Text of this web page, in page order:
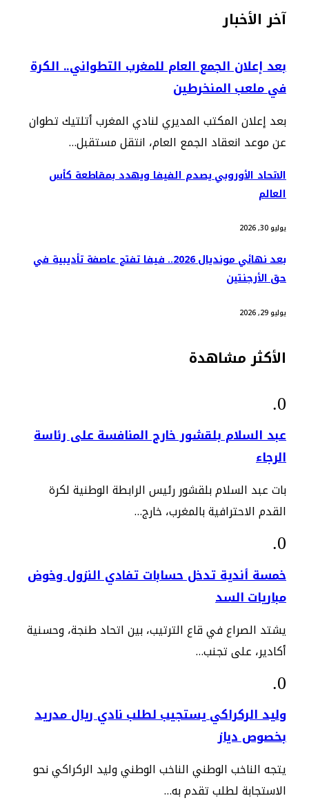
آخر الأخبار
بعد إعلان الجمع العام للمغرب التطواني.. الكرة
في ملعب المنخرطين
بعد إعلان المكتب المديري لنادي المغرب أتلتيك تطوان
عن موعد انعقاد الجمع العام، انتقل مستقبل…
الاتحاد الأوروبي يصدم الفيفا ويهدد بمقاطعة كأس
العالم
يوليو 30, 2026
بعد نهائي مونديال 2026.. فيفا تفتح عاصفة تأديبية في
حق الأرجنتين
يوليو 29, 2026
الأكثر مشاهدة
عبد السلام بلقشور خارج المنافسة على رئاسة
الرجاء
بات عبد السلام بلقشور رئيس الرابطة الوطنية لكرة
القدم الاحترافية بالمغرب، خارج…
خمسة أندية تدخل حسابات تفادي النزول وخوض
مباريات السد
يشتد الصراع في قاع الترتيب، بين اتحاد طنجة، وحسنية
أكادير، على تجنب…
وليد الركراكي يستجيب لطلب نادي ريال مدريد
بخصوص دياز
يتجه الناخب الوطني الناخب الوطني وليد الركراكي نحو
الاستجابة لطلب تقدم به…